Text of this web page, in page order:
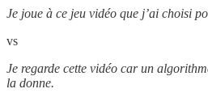
Je joue à ce jeu vidéo que j’ai choisi
vs
Je regarde cette vidéo car un
la donne.